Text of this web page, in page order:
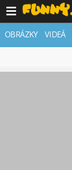
OBRÁZKY VIDEÁ